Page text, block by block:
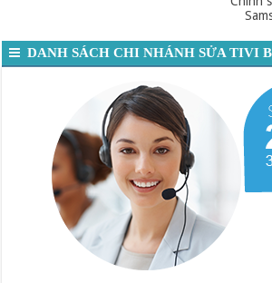
DANH SÁCH CHI NHÁNH SỬA TIVI